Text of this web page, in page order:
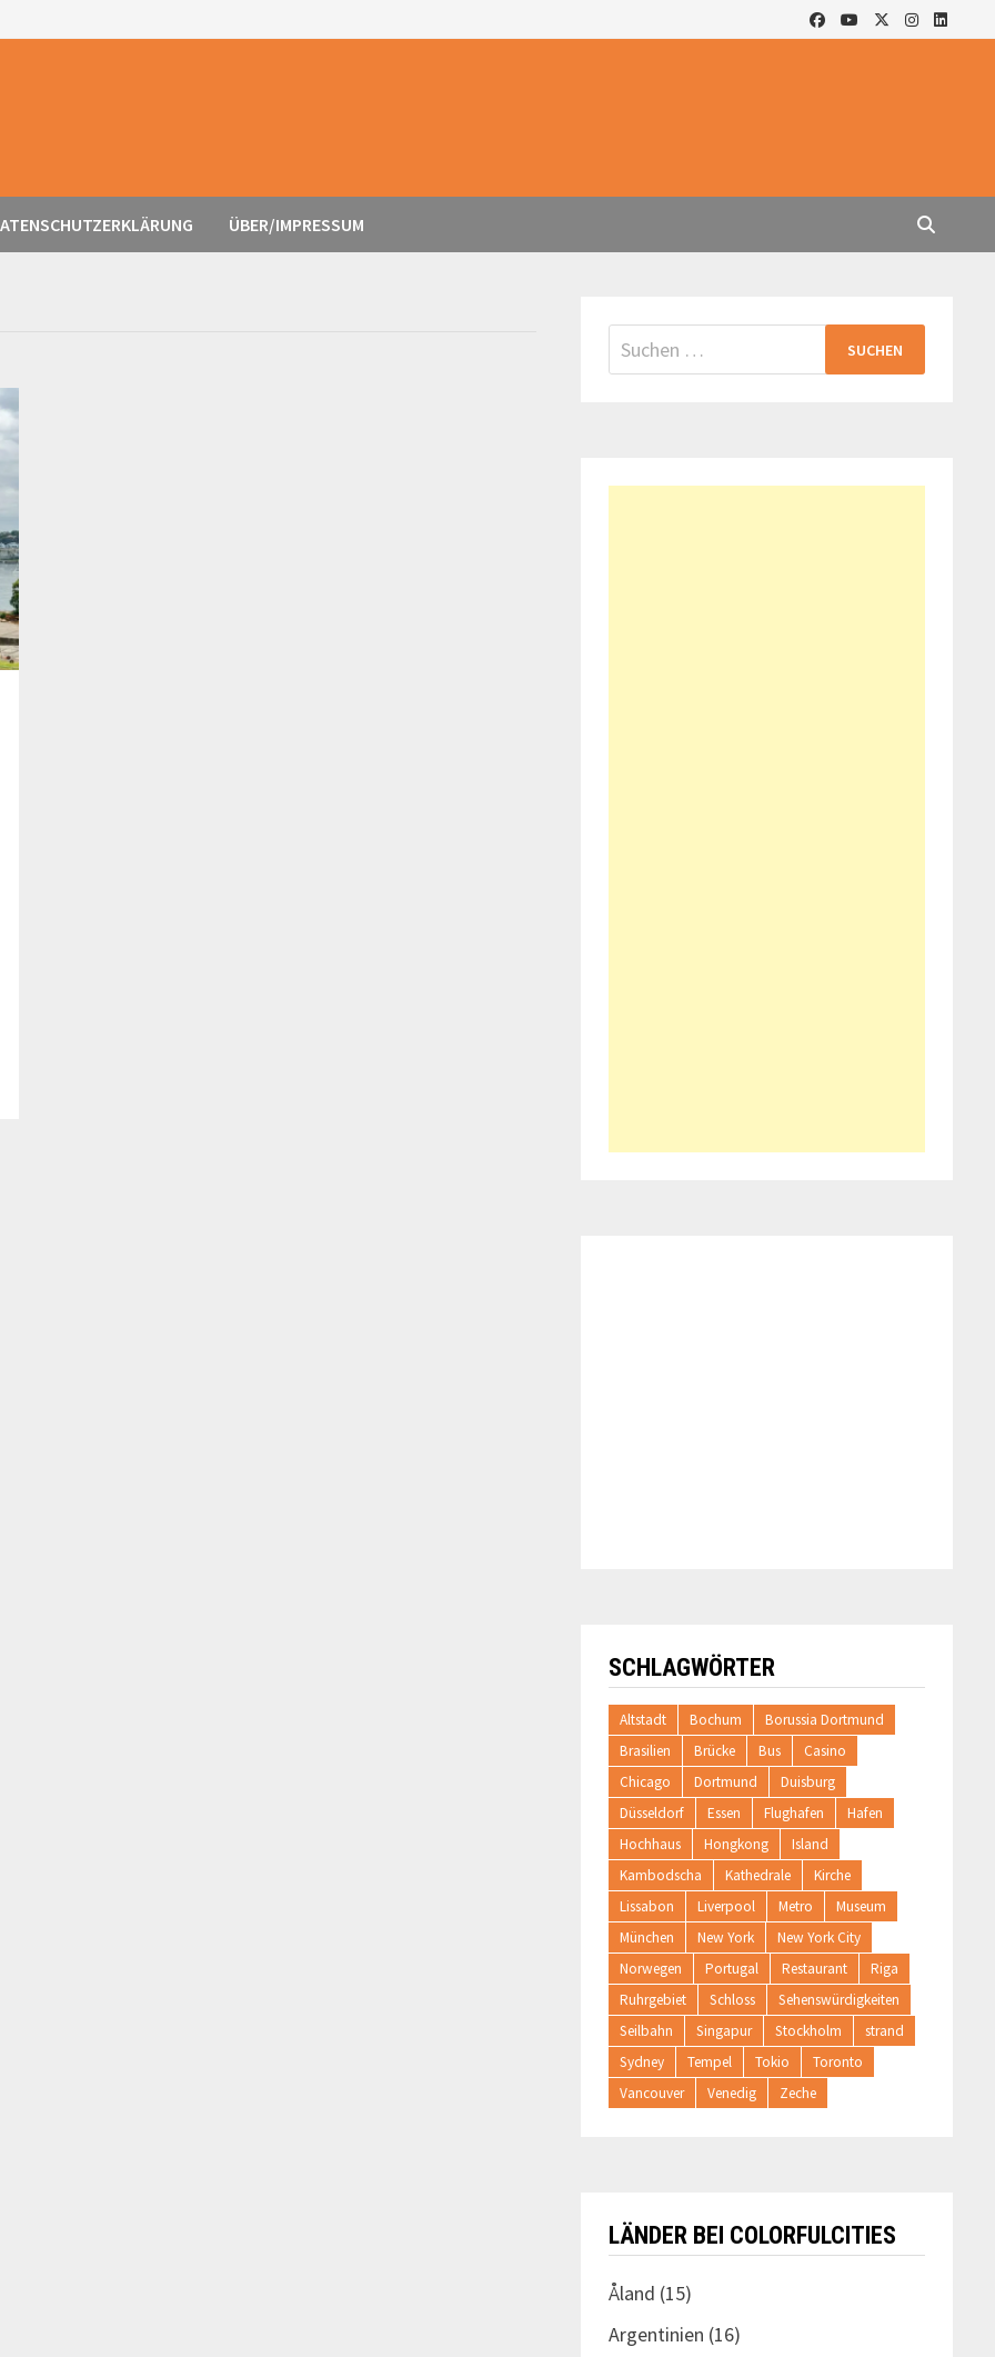
ÜBER/IMPRESSUM
Suchen
nach:
SCHLAGWÖRTER
Altstadt Bochum
Borussia Dortmund
Brasilien
Brücke Bus
Casino
Chicago
Dortmund
Duisburg
Düsseldorf
Essen Flughafen
Hafen
Hochhaus
Hongkong
Island
Kambodscha
Kathedrale
Kirche
Lissabon
Liverpool Metro
Museum
München
New York
New York City
Norwegen
Portugal Restaurant
Riga
Ruhrgebiet
Schloss
Sehenswürdigkeiten
Seilbahn
Singapur Stockholm
strand
Sydney
Tempel Tokio
Toronto
Vancouver
Venedig Zeche
LÄNDER BEI COLORFULCITIES
Åland (15)
Argentinien (16)